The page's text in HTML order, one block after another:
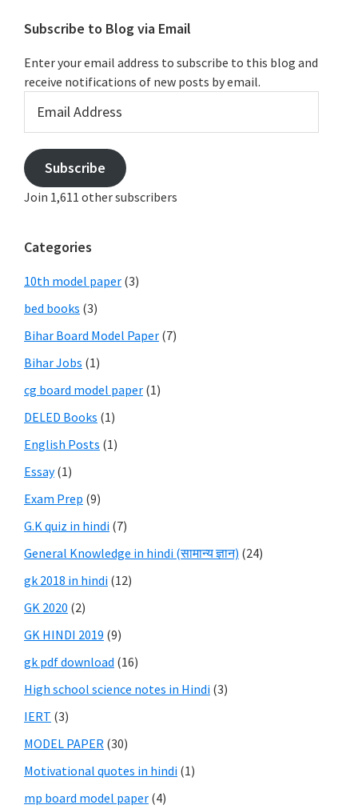
Subscribe to Blog via Email
Enter your email address to subscribe to this blog and
receive notifications of new posts by email.
Address
Subscribe
Join 1,611 other subscribers
Categories
10th model paper (3)
bed books (3)
Bihar Board Model Paper (7)
Bihar Jobs (1)
cg board model paper (1)
DELED Books (1)
English Posts (1)
Essay(1)
Exam Prep (9)
G.K quiz in hindi (7)
General Knowledge in hindi (सामान्य ज्ञान) (24)
gk 2018 in hindi (12)
GK 2020 (2)
GK HINDI 2019 (9)
gk pdf download (16)
High school science notes in Hindi (3)
IERT (3)
MODEL PAPER (30)
Motivational quotes in hindi (1)
mp board model paper (4)